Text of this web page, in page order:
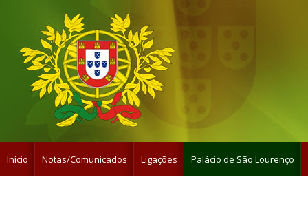
Início Notas/Comunicados Ligações Palácio de São Lourenço